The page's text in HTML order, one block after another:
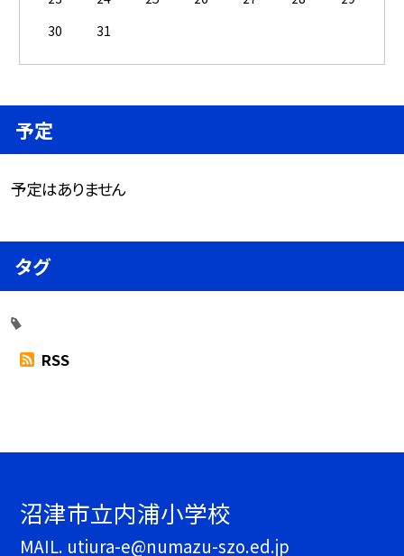
30
31
予定
予定はありません
タグ
RSS
沼津市立内浦小学校
MAIL. utiura-e@numazu-szo.ed.jp